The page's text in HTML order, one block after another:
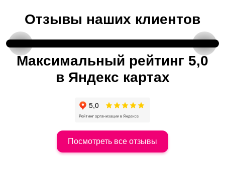
Отзывы наших клиентов
Максимальный рейтинг 5,0
в Яндекс картах
Посмотреть все отзывы